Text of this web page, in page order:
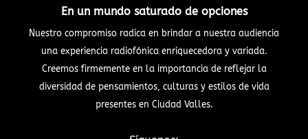
En un mundo saturado de opciones
Nuestro compromiso radica en brindar a nuestra audiencia
una experiencia radiofónica enriquecedora y variada.
Creemos firmemente en la importancia de reflejar la
diversidad de pensamientos, culturas y estilos de vida
presentes en Ciudad Valles.